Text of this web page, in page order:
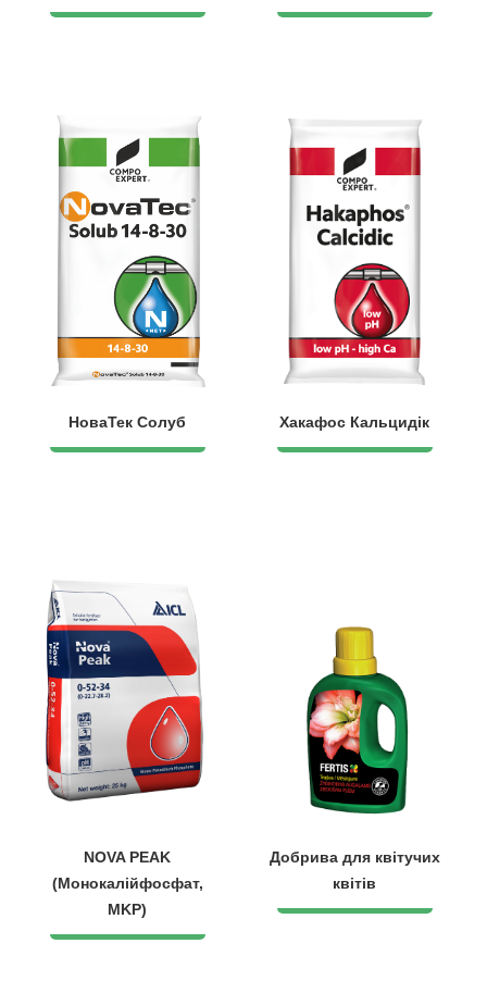
НоваТек Солуб Хакафос Кальцидік
NOVA PEAK
(Монокалійфосфат,
MKP)
Добрива для квітучих
квітів